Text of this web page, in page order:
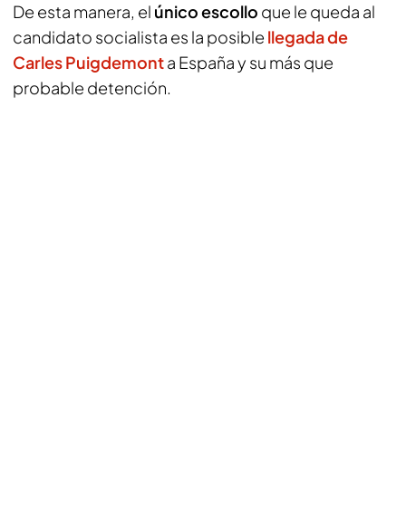
De esta manera, el único escollo que le queda al
candidato socialista es la posible llegada de
Carles Puigdemonta España y su más que
probable detención.